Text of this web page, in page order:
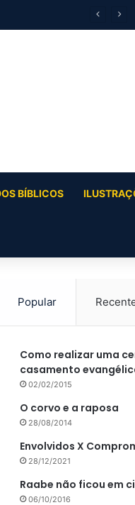
BÍBLICOS
Popular
Como realizar uma
casamento
02/02/2015
O corvo e a raposa
28/08/2014
Envolvidos X
28/12/2021
Raabe não ficou em
06/10/2016